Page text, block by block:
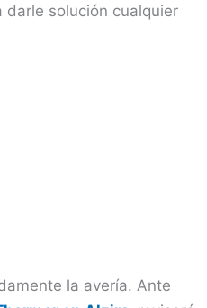
solución cualquier
la avería. Ante